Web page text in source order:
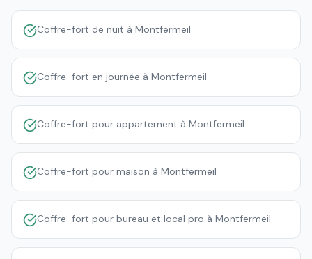
Coffre-fort de nuit à Montfermeil
Coffre-fort en journée à Montfermeil
Coffre-fort pour appartement à Montfermeil
Coffre-fort pour maison à Montfermeil
Coffre-fort pour bureau et local pro à Montfermeil